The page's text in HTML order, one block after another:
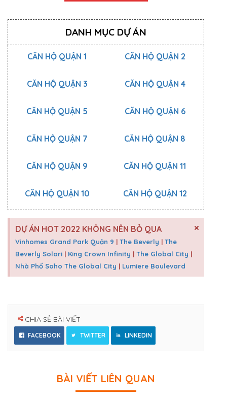
DANH MỤC DỰ ÁN
CĂN HỘ QUẬN 1
CĂN HỘ QUẬN 3
CĂN HỘ QUẬN 2
CĂN HỘ QUẬN 4
CĂN HỘ QUẬN 5
CĂN HỘ QUẬN 7
CĂN HỘ QUẬN 6
CĂN HỘ QUẬN 8
CĂN HỘ QUẬN 9
CĂN HỘ QUẬN 10
CĂN HỘ QUẬN 11
CĂN HỘ QUẬN 12
DỰ ÁN HOT 2022 KHÔNG NÊN BỎ QUA
Vinhomes Grand Park Quận 9 | The Beverly | The
Beverly Solari | King Crown Infinity | The Global City |
Nhà Phố Soho The Global City | Lumiere Boulevard
×
CHIA SẺ BÀI VIẾT
FACEBOOK TWITTER LINKEDIN
BÀI VIẾT LIÊN QUAN